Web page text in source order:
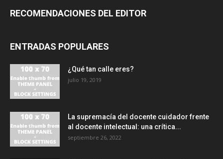
RECOMENDACIONES DEL EDITOR
ENTRADAS POPULARES
¿Qué tan calle eres?
julio 19, 2019
La supremacía del docente cuidador frente
al docente intelectual: una crítica...
septiembre 26, 2022